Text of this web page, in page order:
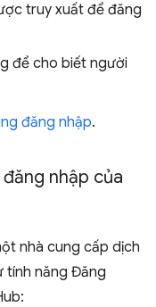
truy xuất để đăng
để cho biết người
đăng nhập.
nhập của
nhà cung cấp dịch
tính năng Đăng